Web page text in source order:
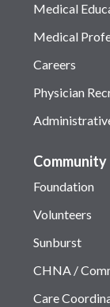
Medical
Medical
Careers
Physician
Community
Foundation
Volunteers
Sunburst
CHNA /
Care